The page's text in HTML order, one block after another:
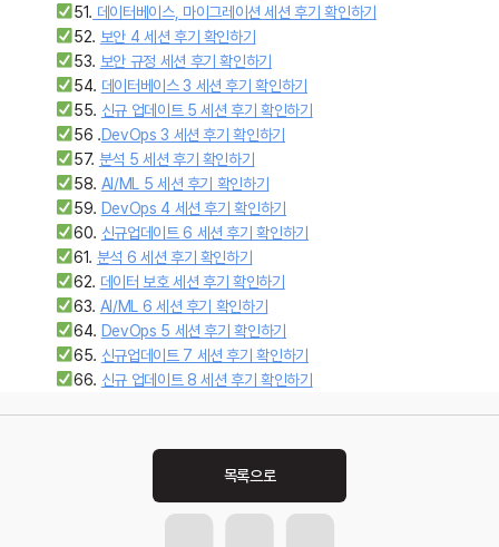
51. 데이터베이스, 마이그레이션 세션 후기 확인하기
52. 보안 4 세션 후기 확인하기
53. 보안 규정 세션 후기 확인하기
54. 데이터베이스 3 세션 후기 확인하기
55. 신규 업데이트 5 세션 후기 확인하기
56 .DevOps 3 세션 후기 확인하기
57. 분석 5 세션 후기 확인하기
58. AI/ML 5 세션 후기 확인하기
59. DevOps 4 세션 후기 확인하기
60. 신규업데이트 6 세션 후기 확인하기
61. 분석 6 세션 후기 확인하기
62. 데이터 보호 세션 후기 확인하기
63. AI/ML 6 세션 후기 확인하기
64. DevOps 5 세션 후기 확인하기
65. 신규업데이트 7 세션 후기 확인하기
66. 신규 업데이트 8 세션 후기 확인하기